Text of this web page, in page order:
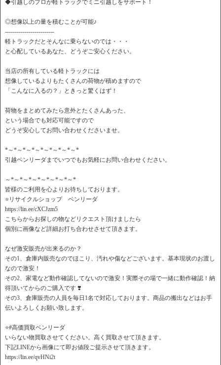
◆引越しのプロが軽トラックでミニ引越しをサポート！
◎想像以上の量を積むことが可能♪
-------------------------
軽トラックだとそんなに乗らないのでは・・・
と心配しているあなた、どうぞご安心ください。
当店の所有している軽トラックには
想像しているよりもたくさんの荷物が積めますので
「こんなに入るの？」ときっと驚くはず！
荷物をまとめてみたら意外とたくさんあった、
という場合でも対応可能ですので
どうぞ安心してお問い合わせくださいませ。
*～*～*～*～*～*～*～*～*
引越ベンリーダまでいつでもお気軽にお問い合わせください。
～*～*～*～*～*～*～*～*
皆様のご利用を心よりお待ちしております。
⭐️リサイクルショップ ベンリーダ
https://lin.ee/cXCJzm5
こちらからお探しの物などリクエスト頂けましたら
個別に画像など詳細お打ち合わせさせて頂きます。
なぜ激安販売が出来るのか？
その1、倉庫内販売なのでほこり、汚れや傷などございます。基本現状のお渡し
なので激安！
その2、家電など動作確認してないので激安！実際その場で一緒に動作確認！納
得頂いてからのご購入です ❣️
その3、倉庫販売の人員を毎日1名で対応しております。商品の搬出などはお手
伝いよろしくお願い致します。
⭐️#高価買取ベンリーダ
いらない物買取させてください。高く買取させて頂きます。
下記LINEから画像にて即お値段ご提示させて頂きます。
https://lin.ee/qvHNi2t